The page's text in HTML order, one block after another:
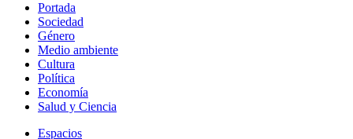
Portada
Sociedad
Género
Medio ambiente
Cultura
Política
Economía
Salud y Ciencia
Espacios